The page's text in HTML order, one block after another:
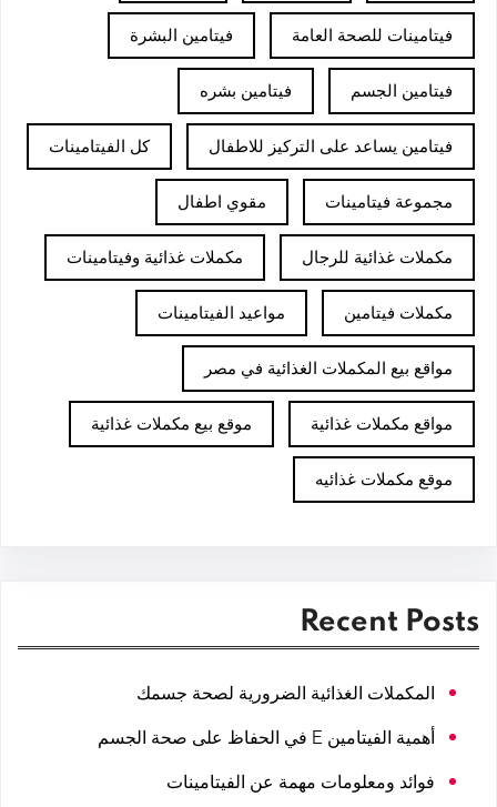
فيتامينات للصحة العامة فيتامين البشرة
فيتامين الجسم فيتامين بشره
فيتامين يساعد على التركيز للاطفال كل الفيتامينات
مجموعة فيتامينات مقوي اطفال
مكملات غذائية للرجال مكملات غذائية وفيتامينات
مكملات فيتامين مواعيد الفيتامينات
مواقع بيع المكملات الغذائية في مصر
مواقع مكملات غذائية موقع بيع مكملات غذائية
موقع مكملات غذائيه
Recent Posts
المكملات الغذائية الضرورية لصحة جسمك
أهمية الفيتامين E في الحفاظ على صحة الجسم
فوائد ومعلومات مهمة عن الفيتامينات